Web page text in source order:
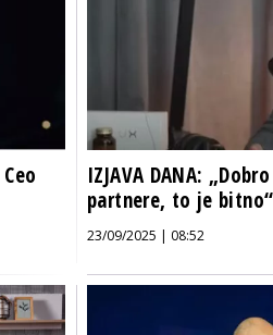
IZJAVA DANA:
partnere, to je bitno“
23/09/2025 | 08:52